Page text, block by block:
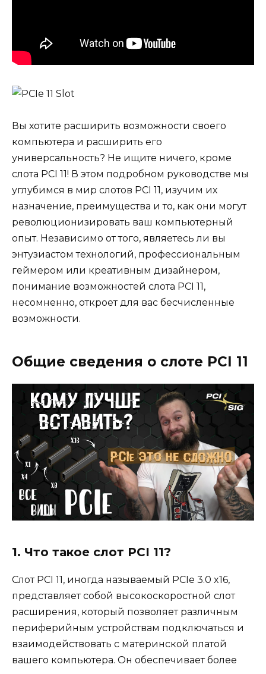
Вы хотите расширить возможности своего
компьютера и расширить его
универсальность? Не ищите ничего, кроме
слота PCI 11! В этом подробном руководстве мы
углубимся в мир слотов PCI 11, изучим их
назначение, преимущества и то, как они могут
революционизировать ваш компьютерный
опыт. Независимо от того, являетесь ли вы
энтузиастом технологий, профессиональным
геймером или креативным дизайнером,
понимание возможностей слота PCI 11,
несомненно, откроет для вас бесчисленные
возможности.
Общие сведения о слоте PCI 11
1. Что такое слот PCI 11?
Слот PCI 11, иногда называемый PCIe 3.0 x16,
представляет собой высокоскоростной слот
расширения, который позволяет различным
периферийным устройствам подключаться и
взаимодействовать с материнской платой
вашего компьютера. Он обеспечивает более